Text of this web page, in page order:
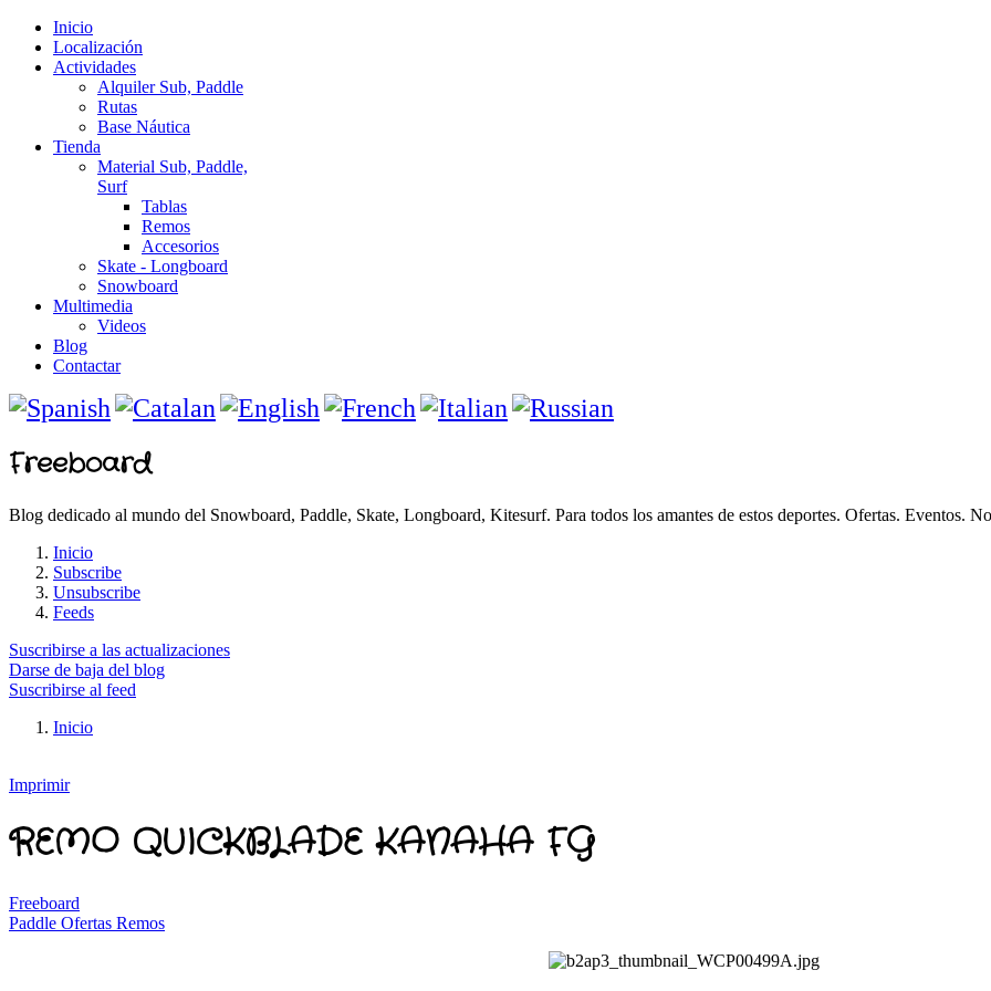
Inicio
Localización
Actividades
Alquiler Sub, Paddle
Rutas
Base Náutica
Tienda
Material Sub, Paddle,
Surf
Tablas
Remos
Accesorios
Skate - Longboard
Snowboard
Multimedia
Videos
Blog
Contactar
Freeboard
Blog dedicado al mundo del Snowboard, Paddle, Skate, Longboard, Kitesurf. Para todos los amantes de estos deportes. Ofertas. Eventos.
Inicio
Subscribe
Unsubscribe
Feeds
Suscribirse a las actualizaciones
Darse de baja del blog
Suscribirse al feed
Inicio
Imprimir
REMO QUICKBLADE KANAHA FG
Freeboard
Paddle Ofertas Remos